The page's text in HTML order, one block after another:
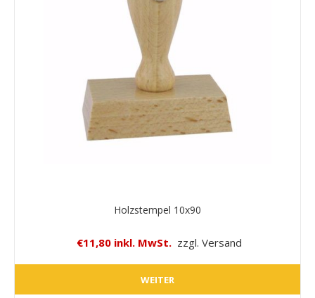
Holzstempel 10x90
€11,80 inkl. MwSt. zzgl. Versand
WEITER